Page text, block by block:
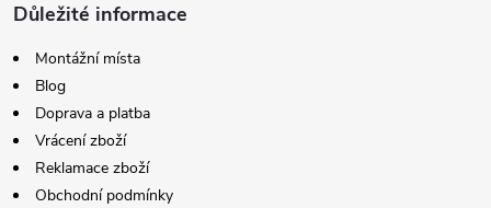
Důležité informace
Montážní místa
Blog
Doprava a platba
Vrácení zboží
Reklamace zboží
Obchodní podmínky